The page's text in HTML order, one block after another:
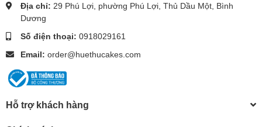
Địa chỉ: 29 Phú Lợi, phường Phú Lợi, Thủ Dầu Một, Bình
Dương
Số điện thoại: 0918029161
Email: order@huethucakes.com
Hỗ trợ khách hàng